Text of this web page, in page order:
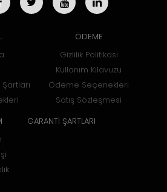
ÖDEME
Gizlilik Politikası
Kullanım Kılavuzu
Ödeme Seçenekleri
Satış Sözleşmesi
GARANTİ ŞARTLARI